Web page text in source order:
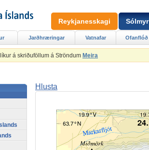
á skriðuföllum á Ströndum Meira
Hlusta
Jarðhræringar Vatnafar Ofanflóð
Reykjanesskagi